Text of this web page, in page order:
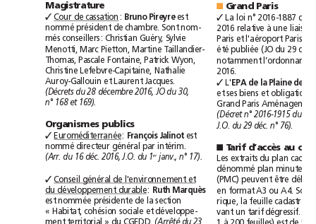
Magistrature
✓ Cour de cassation : Bruno Pireyre est
nommé président de chambre. Sont
nom-
més
conseillers: Christian Guéry,
Sylvie
Marc Martine Taillandier-
Pascale Patrick
Christine
Nathalie
Auroy-Gallouin
et Laurent Jacques.
(Décrets du 28décembre 2016, JO du
30,
n°168
et169).
Organismes publics
✓ Euroméditerranée: François Jalinot est
nommé directeur par intérim.
(Arr. du 16 déc. 2016, J.O. du 1 er janv., n°17).
✓ général de l'environnement
et
du
développement durable: Ruth Marquès
est nommée présidente de la
section
«
Habitat, cohésion sociale et développe-
ment territorial » du CGEDD.
■ G rand Paris
✓ La loi n°2016-1887
2016 relative à une
Paris
et
l'aéroport
été
publiée (JO du 29
notamment
✓ L' EPA de la Plaine de
et ses biens et
Grand Paris
(Décret n°2016-1915
du
J.O.
du 29 déc.
■ Tarif d’accès au
Les extraits du plan
dénommé plan minute
(PMC)
peuvent
être
en
format A3 ou A4.
la feuille
vant
un tarif dégressif.